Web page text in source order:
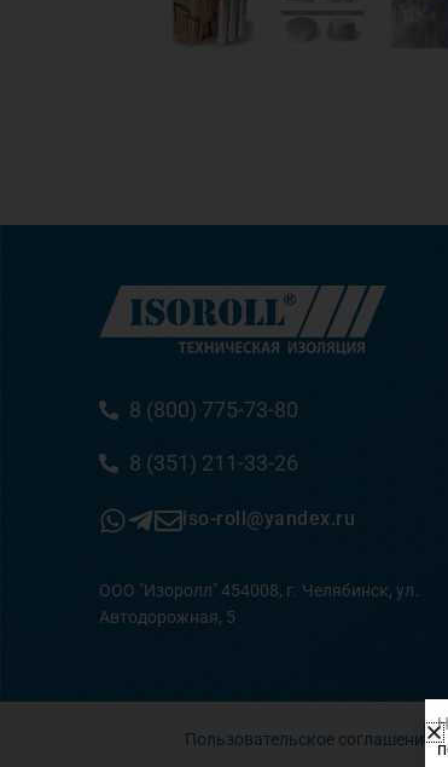
8 (800) 775-73-80
8 (351) 211-33-26
iso-roll@yandex.ru
ООО "Изоролл" 454008, г. Челябинск, ул.
Автодорожная, 5
Пользовательское соглашение